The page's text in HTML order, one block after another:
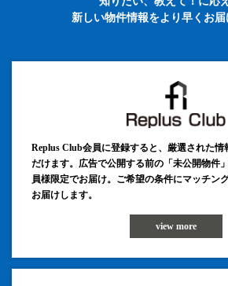
新しい物件情報をより早くお届
Replus Club会員に登録すると、厳選された情
だけます。広告で公開する前の「未公開物件
員様限定でお届け。ご希望の条件にマッチン
お届けします。
view more